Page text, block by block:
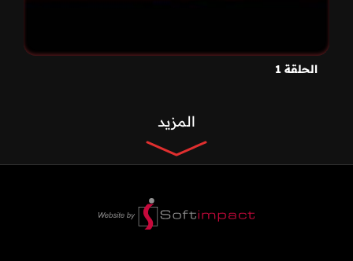
الحلقة 1
المزيد